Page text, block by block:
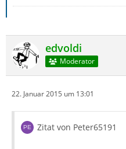
edvoldi
Moderator
22. Januar 2015 um 13:01
Zitat von Peter65191